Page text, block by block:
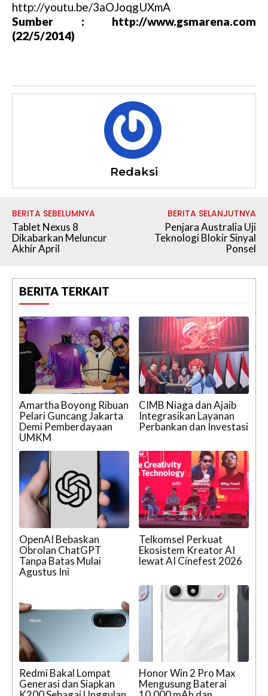
http://youtu.be/3aOJoqgUXmA
Sumber : http://www.gsmarena.com
(22/5/2014)
Redaksi
BERITA SEBELUMNYA
Tablet Nexus 8
Dikabarkan Meluncur
Akhir April
BERITA SELANJUTNYA
Penjara Australia Uji
Teknologi Blokir Sinyal
Ponsel
BERITA TERKAIT
Amartha Boyong Ribuan
Pelari Guncang Jakarta
Demi Pemberdayaan
UMKM
CIMB Niaga dan Ajaib
Integrasikan Layanan
Perbankan dan Investasi
OpenAI Bebaskan
Obrolan ChatGPT
Tanpa Batas Mulai
Agustus Ini
Telkomsel Perkuat
Ekosistem Kreator AI
lewat AI Cinefest 2026
Redmi Bakal Lompat
Generasi dan Siapkan
Honor Win 2 Pro Max
Mengusung Baterai